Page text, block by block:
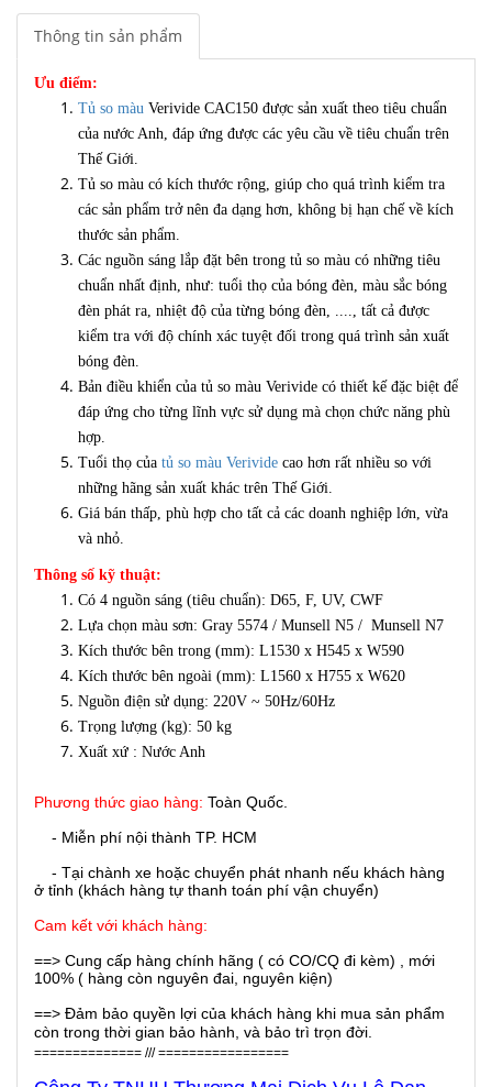
Thông tin sản phẩm
Ưu điểm:
Tủ so màu Verivide CAC150 được sản xuất theo tiêu chuẩn
của nước Anh, đáp ứng được các yêu cầu về tiêu chuẩn trên
Thế Giới.
Tủ so màu có kích thước rộng, giúp cho quá trình kiểm tra
các sản phẩm trở nên đa dạng hơn, không bị hạn chế về kích
thước sản phẩm.
Các nguồn sáng lắp đặt bên trong tủ so màu có những tiêu
chuẩn nhất định, như: tuổi thọ của bóng đèn, màu sắc bóng
đèn phát ra, nhiệt độ của từng bóng đèn, ...., tất cả được
kiểm tra với độ chính xác tuyệt đối trong quá trình sản xuất
bóng đèn.
Bản điều khiển của tủ so màu Verivide có thiết kế đặc biệt để
đáp ứng cho từng lĩnh vực sử dụng mà chọn chức năng phù
hợp.
Tuổi thọ của tủ so màu Verivide cao hơn rất nhiều so với
những hãng sản xuất khác trên Thế Giới.
Giá bán thấp, phù hợp cho tất cả các doanh nghiệp lớn, vừa
và nhỏ.
Thông số kỹ thuật:
Có 4 nguồn sáng (tiêu chuẩn): D65, F, UV, CWF
Lựa chọn màu sơn: Gray 5574 / Munsell N5 / Munsell N7
Kích thước bên trong (mm): L1530 x H545 x W590
Kích thước bên ngoài (mm): L1560 x H755 x W620
Nguồn điện sử dụng: 220V ~ 50Hz/60Hz
Trọng lượng (kg): 50 kg
Xuất xứ : Nước Anh
Phương thức giao hàng: Toàn Quốc.
- Miễn phí nội thành TP. HCM
- Tại chành xe hoặc chuyển phát nhanh nếu khách hàng
ở tỉnh (khách hàng tự thanh toán phí vận chuyển)
Cam kết với khách hàng:
==> Cung cấp hàng chính hãng ( có CO/CQ đi kèm) , mới
100% ( hàng còn nguyên đai, nguyên kiện)
==> Đảm bảo quyền lợi của khách hàng khi mua sản phẩm
còn trong thời gian bảo hành, và bảo trì trọn đời.
============== /// =================